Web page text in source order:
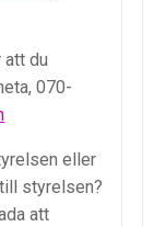
att du
070-
eller
styrelsen?
att